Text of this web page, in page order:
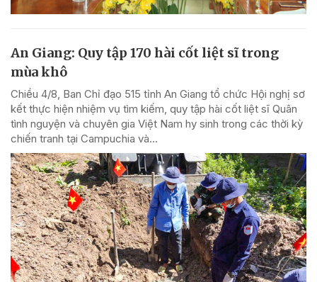
An Giang: Quy tập 170 hài cốt liệt sĩ trong
mùa khô
Chiều 4/8, Ban Chỉ đạo 515 tỉnh An Giang tổ chức Hội nghị sơ
kết thực hiện nhiệm vụ tìm kiếm, quy tập hài cốt liệt sĩ Quân
tình nguyện và chuyên gia Việt Nam hy sinh trong các thời kỳ
chiến tranh tại Campuchia và...